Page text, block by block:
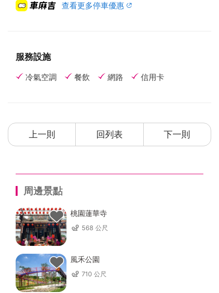
查看更多停車優惠
服務設施
冷氣空調 餐飲 網路 信用卡
上一則 回列表 下一則
周邊景點
桃園蓮華寺
568 公尺
風禾公園
710 公尺